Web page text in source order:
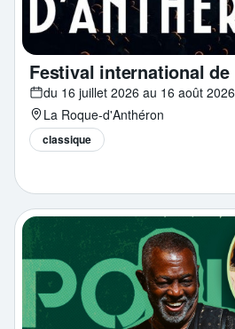
du 16 juillet 2026 au 16 août 2026
La Roque-d'Anthéron
classique